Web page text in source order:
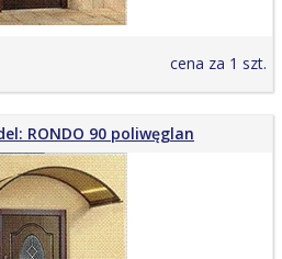
cena za 1 szt.
RONDO 90 poliwęglan